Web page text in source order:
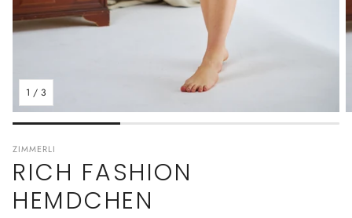
1 / 3
ZIMMERLI
RICH FASHION
HEMDCHEN